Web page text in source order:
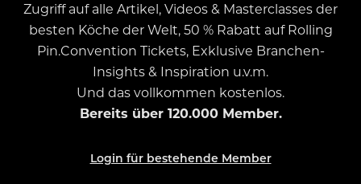
Zugriff auf alle Artikel, Videos & Masterclasses der
besten Köche der Welt, 50 % Rabatt auf Rolling
Pin.Convention Tickets, Exklusive Branchen-
Insights & Inspiration u.v.m.
Und das vollkommen kostenlos.
Bereits über 120.000 Member.
Login für bestehende Member